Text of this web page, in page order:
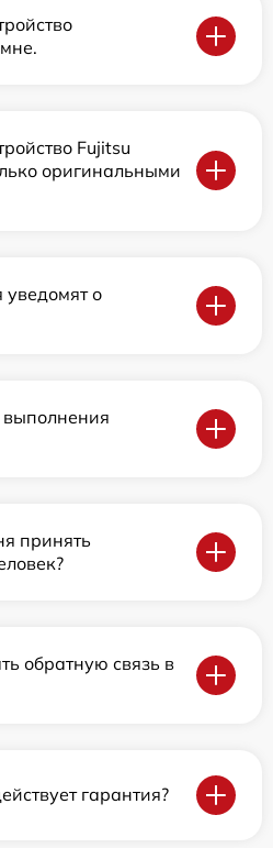
Fujitsu
оригинальными
о
выполнения
принять
обратную связь в
гарантия?